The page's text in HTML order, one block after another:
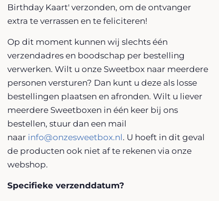
Birthday Kaart' verzonden, om de ontvanger
extra te verrassen en te feliciteren!
Op dit moment kunnen wij slechts één
verzendadres en boodschap per bestelling
verwerken. Wilt u onze Sweetbox naar meerdere
personen versturen? Dan kunt u deze als losse
bestellingen plaatsen en afronden. Wilt u liever
meerdere Sweetboxen in één keer bij ons
bestellen, stuur dan een mail
naar info@onzesweetbox.nl. U hoeft in dit geval
de producten ook niet af te rekenen via onze
webshop.
Specifieke verzenddatum?